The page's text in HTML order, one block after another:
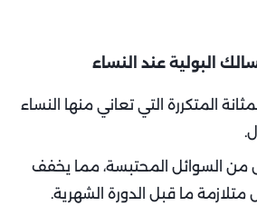
البولية عند النساء
المتكررة التي تعاني منها النساء
من السوائل المحتبسة، مما يخفف
متلازمة ما قبل الدورة الشهرية.